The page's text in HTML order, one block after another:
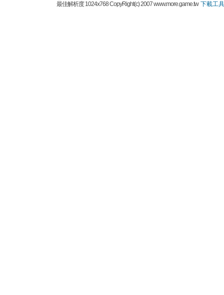
最佳解析度 1024x768 CopyRight(c) 2007 www.more.game.tw下載工